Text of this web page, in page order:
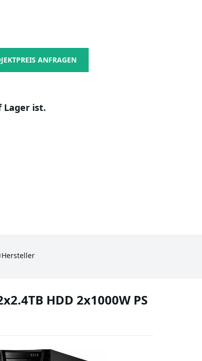
ANFRAGEN
Lager ist.
Hersteller
HDD 2x1000W PS